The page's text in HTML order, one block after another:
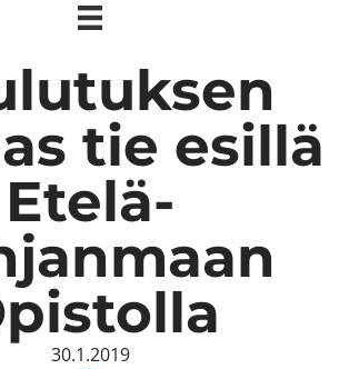
tie esillä
Etelä-
30.1.2019